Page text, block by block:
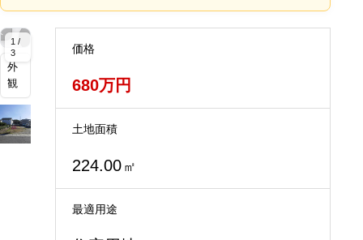
1 /
3
大
大
大
大
外
観
価格
680万円
土地面積
224.00 ㎡
最適用途